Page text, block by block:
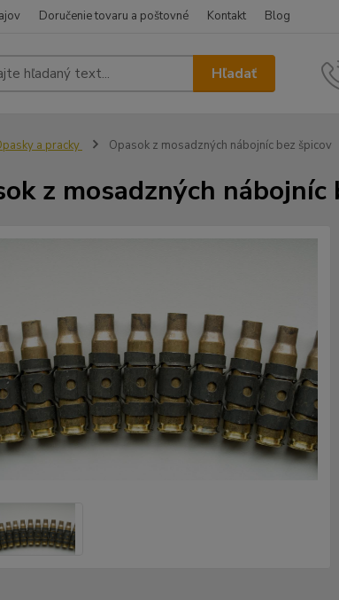
Doručenie tovaru a poštovné Kontakt Blog
Hľadať
a pracky Opasok z mosadzných nábojníc bez špicov
z mosadzných nábojníc